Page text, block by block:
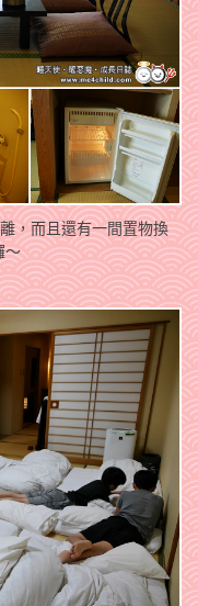
，而且還有一間置物換
～